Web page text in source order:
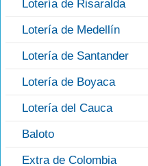
Lotería de Risaralda
Lotería de Medellín
Lotería de Santander
Lotería de Boyaca
Lotería del Cauca
Baloto
Extra de Colombia